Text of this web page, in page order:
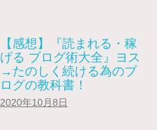
【感想】『読まれる・稼
げる ブログ術大全』ヨス
→たのしく続ける為のブ
ログの教科書！
2020年10月8日